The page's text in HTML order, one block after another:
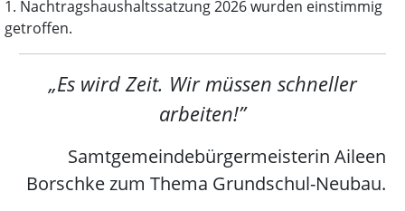
1. Nachtragshaushaltssatzung 2026 wurden einstimmig
getroffen.
„Es wird Zeit. Wir müssen schneller
arbeiten!”
Samtgemeindebürgermeisterin Aileen
Borschke zum Thema Grundschul-Neubau.